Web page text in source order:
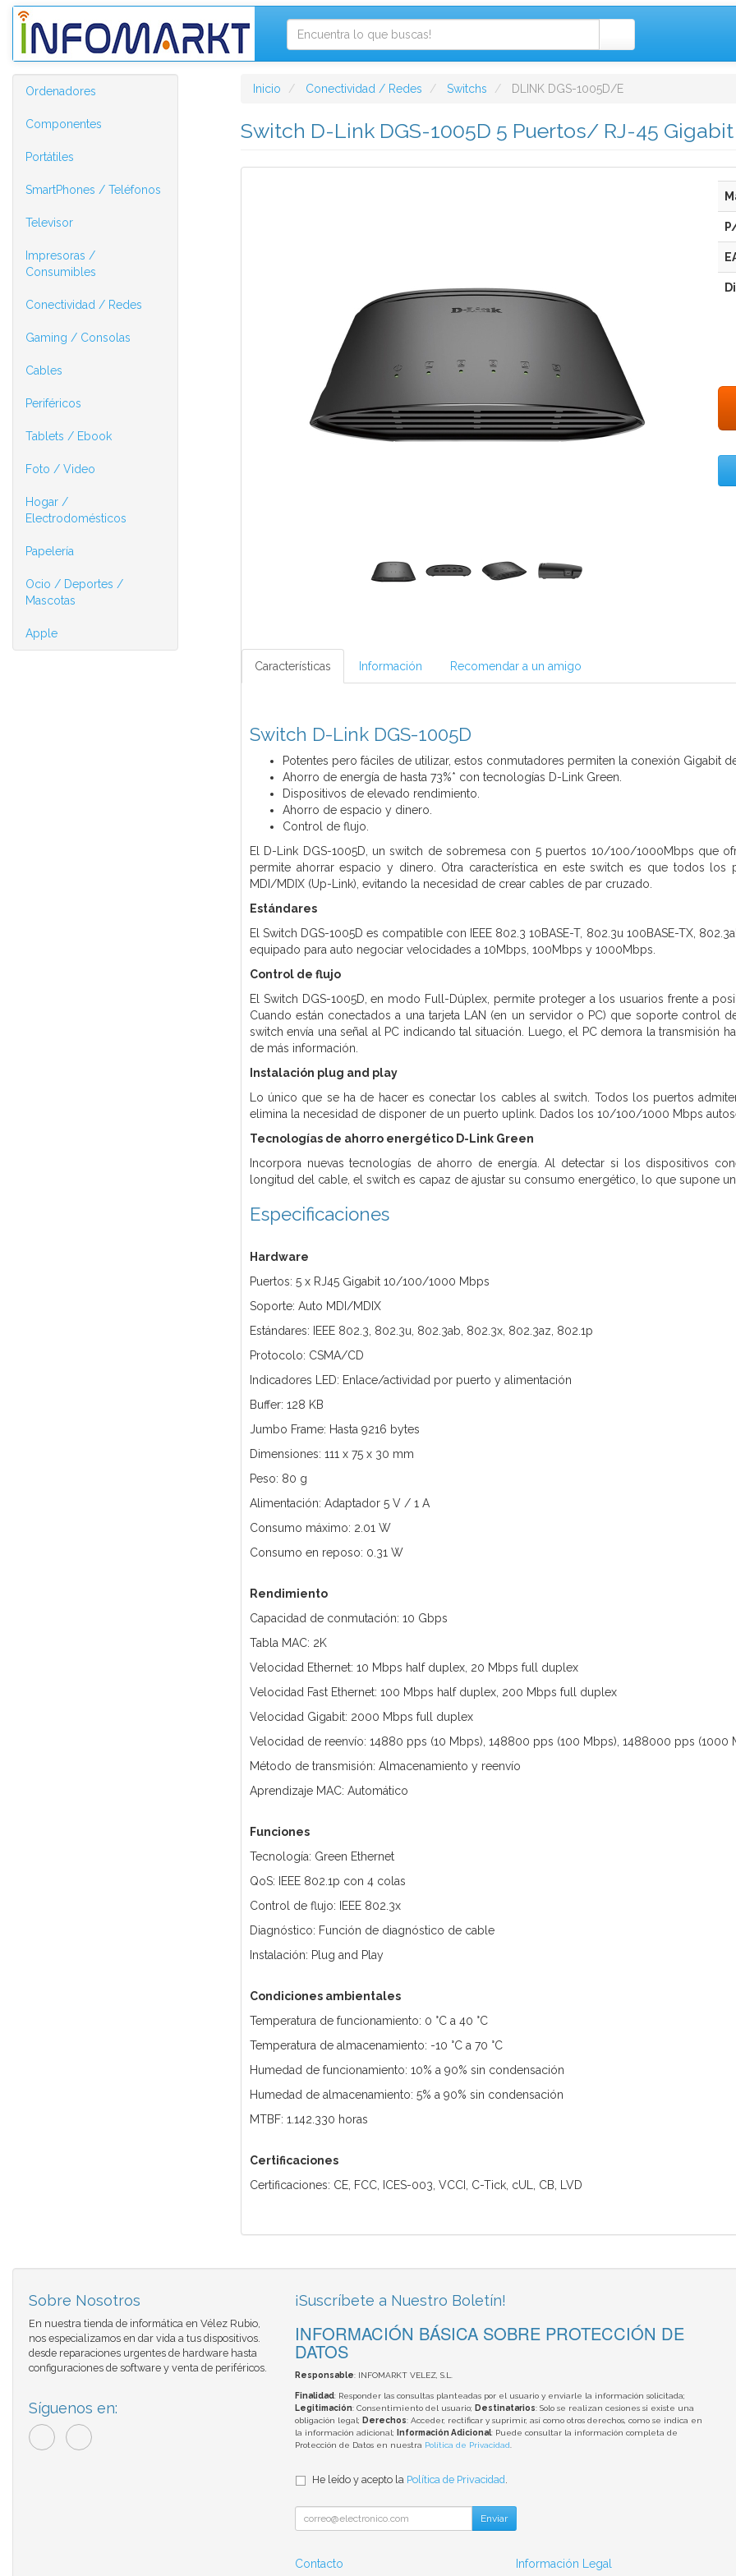
Ordenadores
Componentes
Portátiles
SmartPhones / Teléfonos
Televisor
Impresoras /
Consumibles
Conectividad / Redes
Gaming / Consolas
Cables
Periféricos
Tablets / Ebook
Foto / Video
Hogar /
Electrodomésticos
Papelería
Ocio / Deportes /
Mascotas
Apple
Inicio Conectividad / Redes Switchs DLINK DGS-1005D/E
Switch D-Link DGS-1005D 5 Puertos/ RJ-45
Características Información Recomendar a un amigo
Switch D-Link DGS-1005D
Potentes pero fáciles de utilizar, estos conmutadores permiten la conexión Gigabit
Ahorro de energía de hasta 73%* con tecnologías D-Link Green.
Dispositivos de elevado rendimiento.
Ahorro de espacio y dinero.
Control de flujo.
El D-Link DGS-1005D, un switch de sobremesa con 5 puertos 10/100/1000Mbps que
permite ahorrar espacio y dinero. Otra característica en este switch es que todos los
MDI/MDIX (Up-Link), evitando la necesidad de crear cables de par cruzado.
Estándares
El Switch DGS-1005D es compatible con IEEE 802.3 10BASE-T, 802.3u 100BASE-TX,
equipado para auto negociar velocidades a 10Mbps, 100Mbps y 1000Mbps.
Control de flujo
El Switch DGS-1005D, en modo Full-Dúplex, permite proteger a los usuarios frente a
Cuando están conectados a una tarjeta LAN (en un servidor o PC) que soporte control
switch envía una señal al PC indicando tal situación. Luego, el PC demora la transmisión
de más información.
Instalación plug and play
Lo único que se ha de hacer es conectar los cables al switch. Todos los puertos
elimina la necesidad de disponer de un puerto uplink. Dados los 10/100/1000 Mbps
Tecnologías de ahorro energético D-Link Green
Incorpora nuevas tecnologías de ahorro de energía. Al detectar si los dispositivos
longitud del cable, el switch es capaz de ajustar su consumo energético, lo que supone un
Especificaciones
Hardware
Puertos: 5 x RJ45 Gigabit 10/100/1000 Mbps
Soporte: Auto MDI/MDIX
Estándares: IEEE 802.3, 802.3u, 802.3ab, 802.3x, 802.3az, 802.1p
Protocolo: CSMA/CD
Indicadores LED: Enlace/actividad por puerto y alimentación
Buffer: 128 KB
Jumbo Frame: Hasta 9216 bytes
Dimensiones: 111 x 75 x 30 mm
Peso: 80 g
Alimentación: Adaptador 5 V / 1 A
Consumo máximo: 2.01 W
Consumo en reposo: 0.31 W
Rendimiento
Capacidad de conmutación: 10 Gbps
Tabla MAC: 2K
Velocidad Ethernet: 10 Mbps half duplex, 20 Mbps full duplex
Velocidad Fast Ethernet: 100 Mbps half duplex, 200 Mbps full duplex
Velocidad Gigabit: 2000 Mbps full duplex
Velocidad de reenvío: 14880 pps (10 Mbps), 148800 pps (100 Mbps), 1488000 pps (1000
Método de transmisión: Almacenamiento y reenvío
Aprendizaje MAC: Automático
Funciones
Tecnología: Green Ethernet
QoS: IEEE 802.1p con 4 colas
Control de flujo: IEEE 802.3x
Diagnóstico: Función de diagnóstico de cable
Instalación: Plug and Play
Condiciones ambientales
Temperatura de funcionamiento: 0 °C a 40 °C
Temperatura de almacenamiento: -10 °C a 70 °C
Humedad de funcionamiento: 10% a 90% sin condensación
Humedad de almacenamiento: 5% a 90% sin condensación
MTBF: 1.142.330 horas
Certificaciones
Certificaciones: CE, FCC, ICES-003, VCCI, C-Tick, cUL, CB, LVD
Sobre Nosotros
En nuestra tienda de informática en Vélez Rubio,
nos especializamos en dar vida a tus dispositivos.
desde reparaciones urgentes de hardware hasta
configuraciones de software y venta de periféricos.
Síguenos en:
¡Suscríbete a Nuestro Boletín!
INFORMACIÓN BÁSICA SOBRE PROTECCIÓN DE
DATOS
Responsable: INFOMARKT VELEZ, S.L.
Finalidad: Responder las consultas planteadas por el usuario y enviarle la información solicitada;
Legitimación: Consentimiento del usuario; Destinatarios: Solo se realizan cesiones si existe una
obligación legal; Derechos: Acceder, rectificar y suprimir, así como otros derechos, como se indica en
la información adicional;
Información Adicional: Puede consultar la información completa de
Protección de Datos en nuestra Política de Privacidad.
He leído y acepto la Política de Privacidad.
Enviar
Contacto
Información Legal